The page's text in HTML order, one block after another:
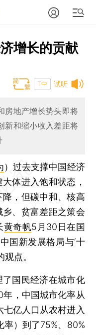
增长的贡献
试听
T中
房地产增长势头即将
新和缩小收入差距将
） 过去支撑中国经济
体进入饱和状态，
，但碳中和、核高
、贫富差距之策会
黄奇帆5月30日在国
国新发展格局与‘十
点。
国民经济在城市化
，中国城市化率从
亿人口从农村进入
率）到了75%、80%